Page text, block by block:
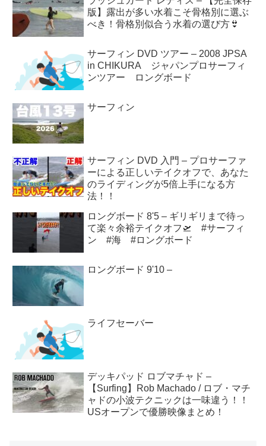
版】露出が多い水着こそ骨格別に選ぶ
べき！骨格別似合う水着の選び方👙
サーフィン DVD ツアー – 2008 JPSA
in CHIKURA ジャパンプロサーフィ
ンツアー ロングボード
サーフィン
サーフィン DVD 入門 – プロサーファ
ーによる正しいテイクオフで、あなた
のライディングが5倍上手になる方
法！！
ロングボード 8'5 – ギリギリまで待っ
て楽々余裕テイクオフ🛫 #サーフィ
ン #海 #ロングボード
ロングボード 9'10 –
ライフセーバー
デッキパッド ロブマチャド –
【Surfing】Rob Machado / ロブ・マチ
ャドの小波テクニックは一味違う！！
USオープンで優勝映像まとめ！